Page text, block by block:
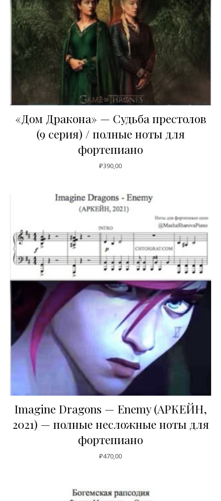
«Дом Дракона» — Судьба престолов
(9 серия) / полные ноты для
фортепиано
₽390,00
Imagine Dragons — Enemy (АРКЕЙН,
2021) — полные несложные ноты для
фортепиано
₽470,00